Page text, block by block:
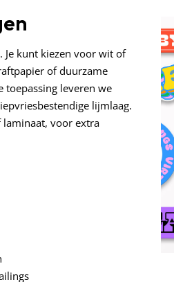
Je kunt kiezen voor wit of
of duurzame
toepassing leveren we
lijmlaag.
voor extra